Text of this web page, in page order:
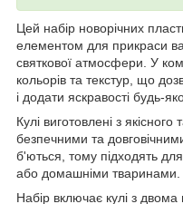
Цей набір новорічних
елементом для прикраси
святкової атмосфери. У
кольорів та текстур, що
і додати яскравості будь-
Кулі виготовлені з
безпечними та
б'ються, тому підходять
або домашніми тваринами.
Набір включає кулі з двома